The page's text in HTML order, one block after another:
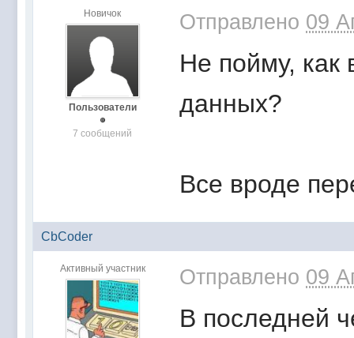
Новичок
Пользователи
7 сообщений
Отправлено 09
Не пойму, как
данных?
Все вроде
CbCoder
Активный участник Отправлено 09
В последней